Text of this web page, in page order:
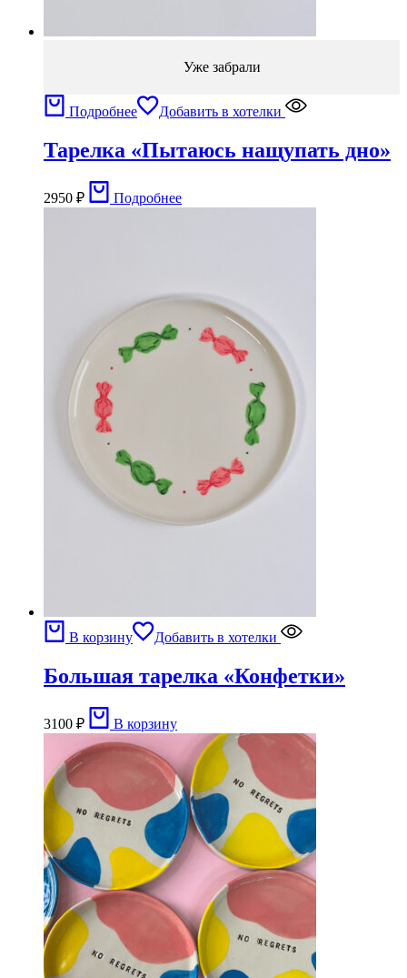
Уже забрали
Подробнее Добавить в хотелки
Тарелка «Пытаюсь нащупать дно»
2950 ₽ Подробнее
В корзину Добавить в хотелки
Большая тарелка «Конфетки»
3100 ₽ В корзину